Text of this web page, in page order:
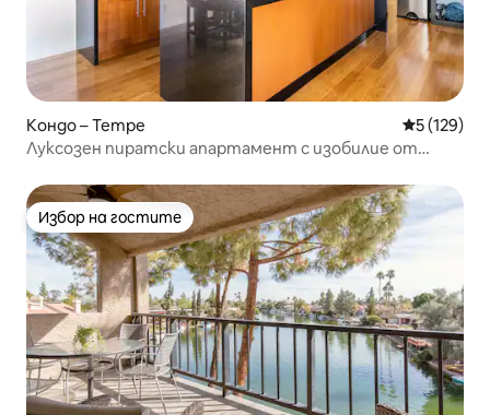
Кондо – Tempe Средна
5 (129)
Луксозен пиратски апартамент с изобилие от
Избор на гостите
Избор на гостите